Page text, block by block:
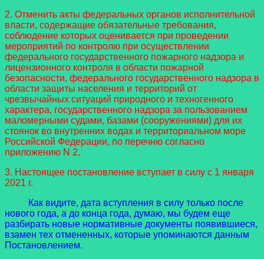
2. Отменить акты федеральных органов исполнительной
власти, содержащие обязательные требования,
соблюдение которых оценивается при проведении
мероприятий по контролю при осуществлении
федерального государственного пожарного надзора и
лицензионного контроля в области пожарной
безопасности, федерального государственного надзора в
области защиты населения и территорий от
чрезвычайных ситуаций природного и техногенного
характера, государственного надзора за пользованием
маломерными судами, базами (сооружениями) для их
стоянок во внутренних водах и территориальном море
Российской Федерации, по перечню согласно
приложению N 2.
3. Настоящее постановление вступает в силу с 1 января
2021 г.
Как видите, дата вступления в силу только после
нового года, а до конца года, думаю, мы будем еще
разбирать новые нормативные документы появившиеся,
взамен тех отмененных, которые упоминаются данным
Постановлением.